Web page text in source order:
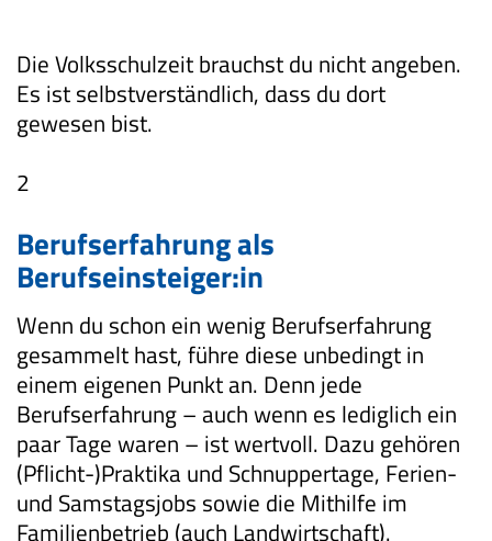
Die Volksschulzeit brauchst du nicht angeben.
Es ist selbstverständlich, dass du dort
gewesen bist.
2
Berufserfahrung als
Berufseinsteiger:in
Wenn du schon ein wenig Berufserfahrung
gesammelt hast, führe diese unbedingt in
einem eigenen Punkt an. Denn jede
Berufserfahrung – auch wenn es lediglich ein
paar Tage waren – ist wertvoll. Dazu gehören
(Pflicht-)Praktika und Schnuppertage, Ferien-
und Samstagsjobs sowie die Mithilfe im
Familienbetrieb (auch Landwirtschaft).